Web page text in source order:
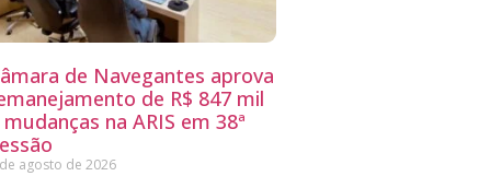
de Navegantes aprova
de R$ 847 mil
mudanças na ARIS em 38ª
agosto de 2026